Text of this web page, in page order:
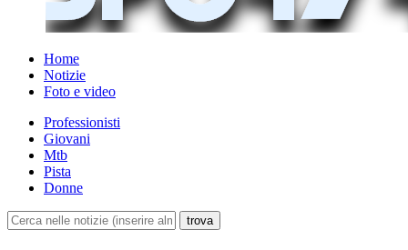
Home
Notizie
Foto e video
Professionisti
Giovani
Mtb
Pista
Donne